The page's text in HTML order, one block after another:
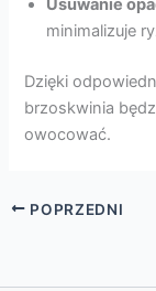
Usuwanie
minimalizuje
Dzięki
brzoskwinia
owocować.
POPRZEDNI